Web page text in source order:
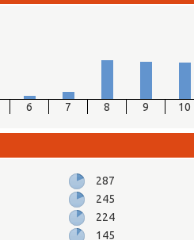
6 7 8 9 10
287
245
224
145